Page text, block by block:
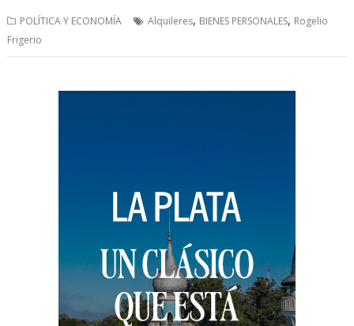
POLÍTICA Y ECONOMÍA Alquileres, BIENES PERSONALES, Rogelio
Frigerio